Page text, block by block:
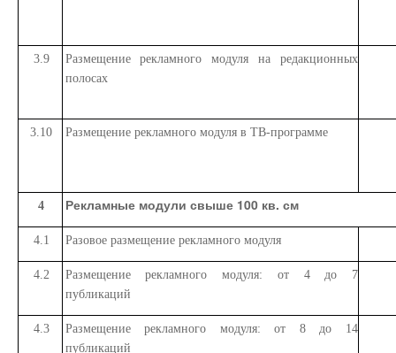
3.9
Размещение рекламного модуля на редакционных
полосах
3.10 Размещение рекламного модуля в ТВ-программе
4 Рекламные модули свыше 100 кв. см
4.1 Разовое размещение рекламного модуля
4.2
Размещение рекламного модуля: от 4 до 7
публикаций
4.3
Размещение рекламного модуля: от 8 до 14
публикаций